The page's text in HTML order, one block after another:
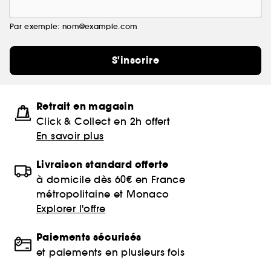
Par exemple: nom@example.com
S'inscrire
Retrait en magasin
Click & Collect en 2h offert
En savoir plus
Livraison standard offerte
à domicile dès 60€ en France
métropolitaine et Monaco
Explorer l'offre
Paiements sécurisés
et paiements en plusieurs fois